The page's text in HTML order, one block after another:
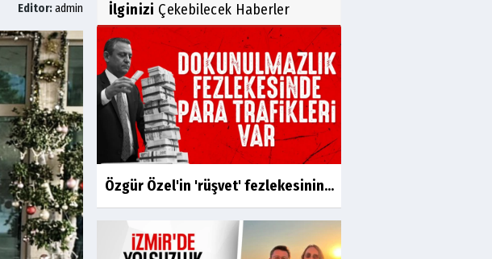
Editor:admin İlginizi Çekebilecek Haberler
Özgür Özel'in 'rüşvet' fezlekesinin...